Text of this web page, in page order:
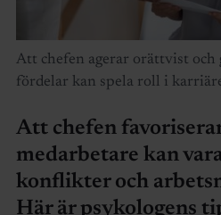
Att chefen agerar orättvist och
fördelar kan spela roll i
Att chefen
medarbetare kan
konflikter och
Här är psykologens